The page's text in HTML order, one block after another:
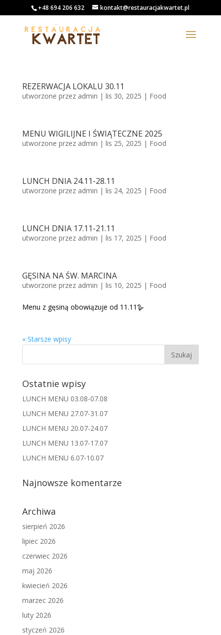
+48 694 206 632 kontakt@restauracjakwartet.pl
REZERWACJA LOKALU 30.11
utworzone przez admin | lis 30, 2025 | Food
MENU WIGILIJNE I ŚWIĄTECZNE 2025
utworzone przez admin | lis 25, 2025 | Food
LUNCH DNIA 24.11-28.11
utworzone przez admin | lis 24, 2025 | Food
LUNCH DNIA 17.11-21.11
utworzone przez admin | lis 17, 2025 | Food
GĘSINA NA ŚW. MARCINA
utworzone przez admin | lis 10, 2025 | Food
Menu z gęsiną obowiązuje od 11.11🪿
« Starsze wpisy
Ostatnie wpisy
LUNCH MENU 03.08-07.08
LUNCH MENU 27.07-31.07
LUNCH MENU 20.07-24.07
LUNCH MENU 13.07-17.07
LUNCH MENU 6.07-10.07
Najnowsze komentarze
Archiwa
sierpień 2026
lipiec 2026
czerwiec 2026
maj 2026
kwiecień 2026
marzec 2026
luty 2026
styczeń 2026